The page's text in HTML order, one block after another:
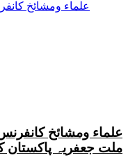
علماء ومشائخ
ملت جعفریہ